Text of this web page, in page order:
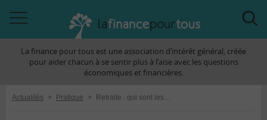
àLa finance pour tous est une association d’intérêt général, créée
pour aider chacun à se sentir plus à l’aise avec les questions
économiques et financières.
Actualités > Pratique > Retraite : qui sont les retraités qui cumulent emploi et retraite ?